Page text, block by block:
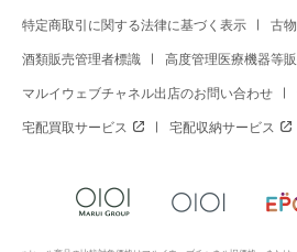
特定商取引に関する法律に基づく表示 古
酒類販売管理者標識 高度管理医療機器等
マルイウェブチャネル出店のお問い合わせ
宅配買取サービス 宅配収納サービス